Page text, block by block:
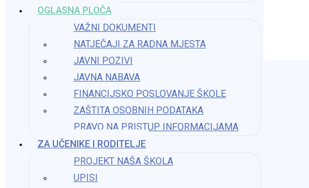
OGLASNA PLOČA
VAŽNI DOKUMENTI
NATJEČAJI ZA RADNA MJESTA
JAVNI POZIVI
JAVNA NABAVA
FINANCIJSKO POSLOVANJE ŠKOLE
ZAŠTITA OSOBNIH PODATAKA
PRAVO NA PRISTUP INFORMACIJAMA​
ZA UČENIKE I RODITELJE
PROJEKT NAŠA ŠKOLA
UPISI
Dan ružičastih majica